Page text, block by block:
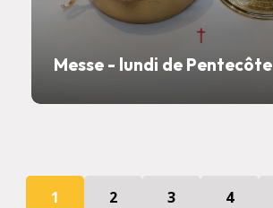
Messe - lundi de Pentecôte
1 2 3 4